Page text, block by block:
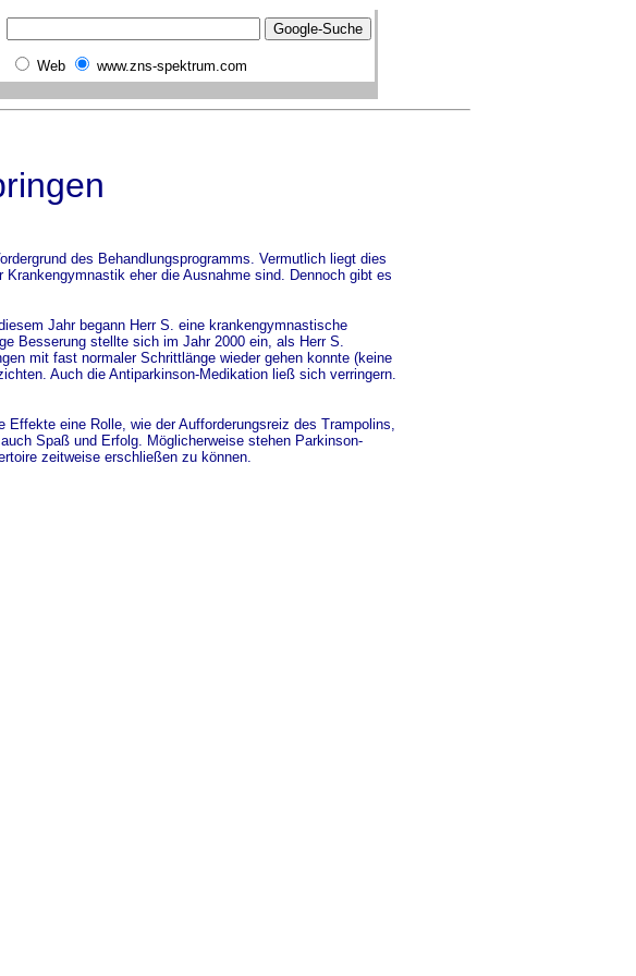
Web www.zns-spektrum.com
des Behandlungsprogramms. Vermutlich liegt dies
eher die Ausnahme sind. Dennoch gibt es
Jahr begann Herr S. eine krankengymnastische
Besserung stellte sich im Jahr 2000 ein, als Herr S.
mit fast normaler Schrittlänge wieder gehen konnte (keine
Auch die Antiparkinson-Medikation ließ sich verringern.
eine Rolle, wie der Aufforderungsreiz des Trampolins,
Spaß und Erfolg. Möglicherweise stehen Parkinson-
zeitweise erschließen zu können.